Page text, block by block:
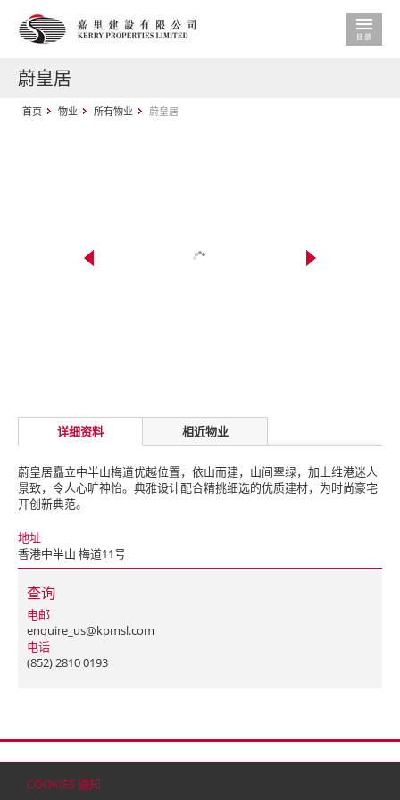
COOKIES 通知
蔚皇居
首页 物业 所有物业 蔚皇居
详细资料 相近物业
蔚皇居矗立中半山梅道优越位置，依山而建，山间翠绿，加上维港迷人
景致，令人心旷神怡。典雅设计配合精挑细选的优质建材，为时尚豪宅
开创新典范。
地址
香港中半山 梅道11号
查询
电邮
enquire_us@kpmsl.com
电话
(852) 2810 0193
© 2026 嘉里建设有限公司 (于百慕达注册成立之有限公司)